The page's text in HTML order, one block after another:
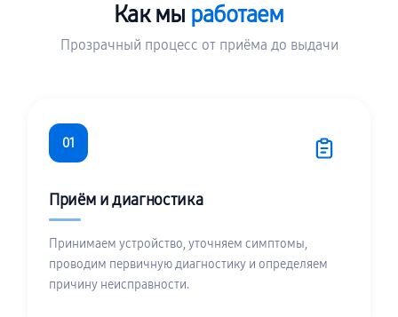
Как мы работаем
Прозрачный процесс от приёма до выдачи
01
Приём и диагностика
Принимаем устройство, уточняем симптомы,
проводим первичную диагностику и определяем
причину неисправности.